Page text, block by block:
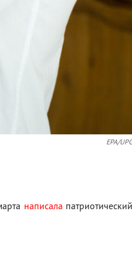
EPA/UPG
написала